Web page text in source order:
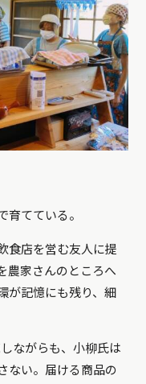
てている。
食店を営む友人に提
農家さんのところへ
が記憶にも残り、細
ながらも、小柳氏は
ない。届ける商品の